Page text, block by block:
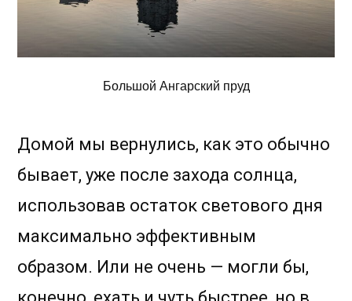
Большой Ангарский пруд
Домой мы вернулись, как это обычно
бывает, уже после захода солнца,
использовав остаток светового дня
максимально эффективным
образом. Или не очень — могли бы,